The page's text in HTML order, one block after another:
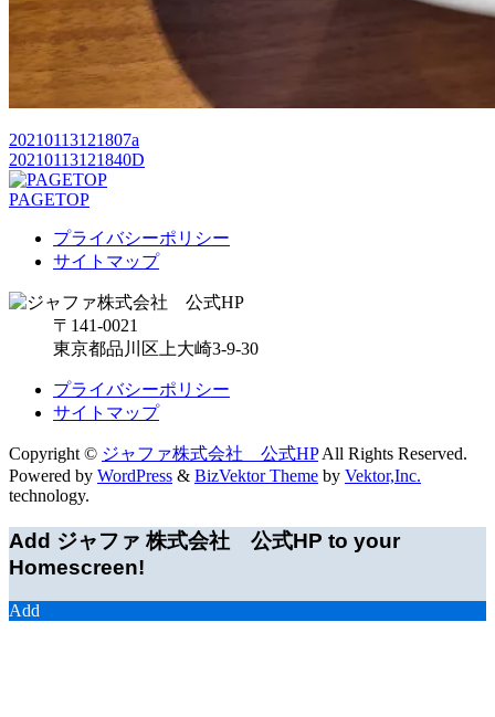
20210113121807a
20210113121840D
PAGETOP
プライバシーポリシー
サイトマップ
〒141-0021
東京都品川区上大崎3-9-30
プライバシーポリシー
サイトマップ
Copyright © ジャファ株式会社 公式HPAll Rights Reserved.
Powered by WordPress & BizVektor Theme by Vektor,Inc.
technology.
Add ジャファ 株式会社 公式HP to your
Homescreen!
Add